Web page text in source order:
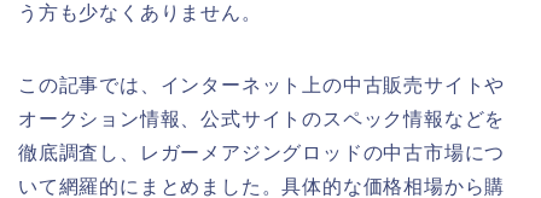
う方も少なくありません。
この記事では、インターネット上の中古販売サイトや
オークション情報、公式サイトのスペック情報などを
徹底調査し、レガーメアジングロッドの中古市場につ
いて網羅的にまとめました。具体的な価格相場から購